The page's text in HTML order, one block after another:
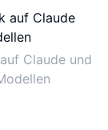
Claude und